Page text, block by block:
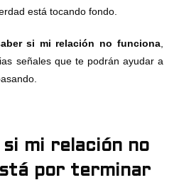
está tocando fondo.
si mi relación no funciona,
señales que te podrán ayudar a
si mi relación no
por terminar